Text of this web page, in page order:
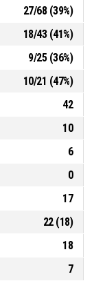
, Fallo subito
00:44
27/68(39%)
18/43(41%)
9/25(36%)
10/21 (47%)
42
10
6
0
17
22(18)
18
7